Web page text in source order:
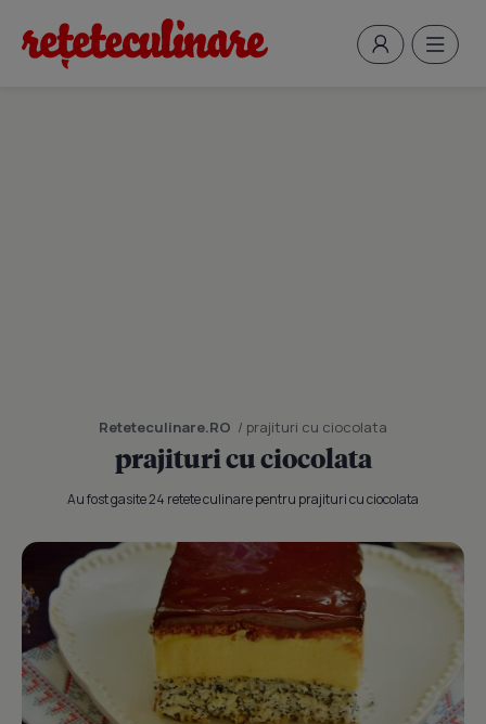
Reteteculinare.RO / prajituri cu ciocolata
prajituri cu ciocolata
Au fost gasite 24 retete culinare pentru prajituri cu ciocolata